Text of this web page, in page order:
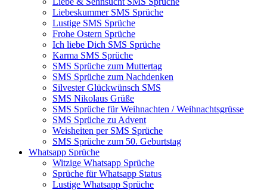
Liebeskummer SMS Sprüche
Lustige SMS Sprüche
Frohe Ostern Sprüche
Ich liebe Dich SMS Sprüche
Karma SMS Sprüche
SMS Sprüche zum Muttertag
SMS Sprüche zum Nachdenken
Silvester Glückwünsch SMS
SMS Nikolaus Grüße
SMS Sprüche für Weihnachten / Weihnachtsgrüsse
SMS Sprüche zu Advent
Weisheiten per SMS Sprüche
SMS Sprüche zum 50. Geburtstag
Whatsapp Sprüche
Witzige Whatsapp Sprüche
Sprüche für Whatsapp Status
Lustige Whatsapp Sprüche